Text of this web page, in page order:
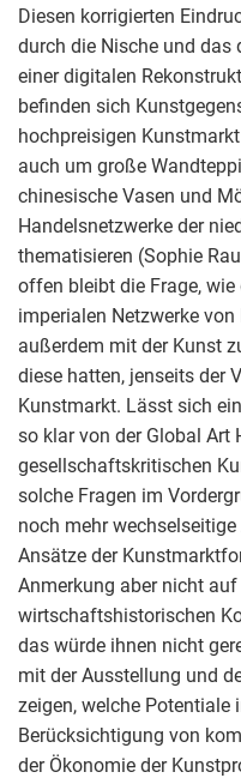
Diesen korrigierten
durch die Nische und das
einer digitalen
befinden sich
hochpreisigen
auch um große
chinesische Vasen und
Handelsnetzwerke der
thematisieren (Sophie
offen bleibt die Frage,
imperialen Netzwerke
außerdem mit der Kunst
diese hatten, jenseits der
Kunstmarkt. Lässt sich
so klar von der Global Art
gesellschaftskritischen
solche Fragen im
noch mehr
Ansätze der
Anmerkung aber nicht auf
wirtschaftshistorischen
das würde ihnen nicht
mit der Ausstellung und
zeigen, welche Potentiale
Berücksichtigung von
der Ökonomie der